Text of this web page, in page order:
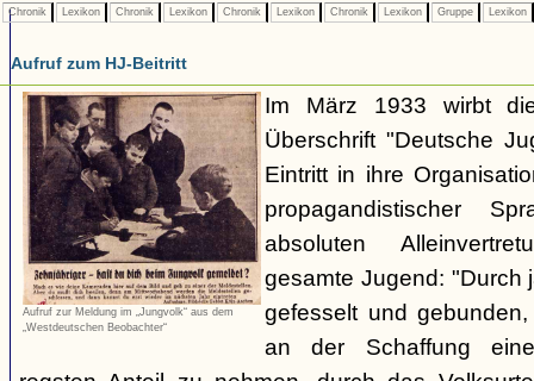
Chronik Lexikon Chronik Lexikon Chronik Lexikon Chronik Lexikon Gruppe Lexikon
Aufruf zum HJ-Beitritt
Aufruf zur Meldung im „Jungvolk“ aus dem
„Westdeutschen Beobachter“
Im März 1933 wirbt
Überschrift "Deutsche
Eintritt in ihre
propagandistischer
absoluten
gesamte Jugend: "Durch
gefesselt und
an der Schaffung